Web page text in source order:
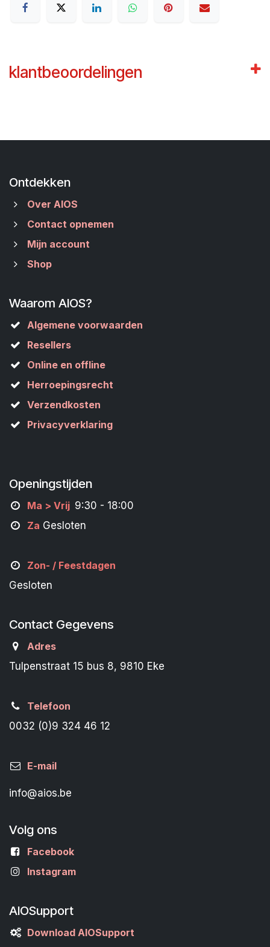
klantbeoordelingen
Ontdekken
Over AIOS
Contact opnemen
Mijn account
Shop
Waarom AIOS?
Algemene voorwaarden
Resellers
Online en offline
Herroepingsrecht
Verzendkosten
Privacyverklaring
Openingstijden
Ma > Vrij 9:30 - 18:00
Za Gesloten
Zon- / Feestdagen
Gesloten
Contact Gegevens
Adres
Tulpenstraat 15 bus 8, 9810 Eke
Telefoon
0032 (0)9 324 46 12
E-mail
info@aios.be
Volg ons
Facebook
Instagram
AIOSupport
Download AIOSupport